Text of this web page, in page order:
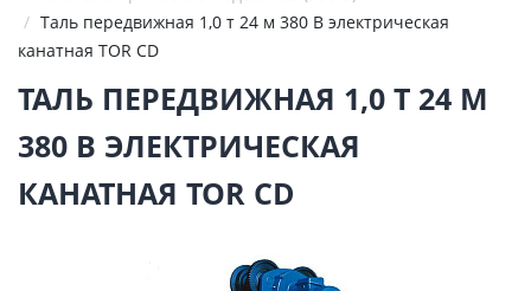
Таль передвижная 1,0 т 24 м 380 В электрическая
канатная TOR CD
ТАЛЬ ПЕРЕДВИЖНАЯ 1,0 Т 24 М
380 В ЭЛЕКТРИЧЕСКАЯ
КАНАТНАЯ TOR CD